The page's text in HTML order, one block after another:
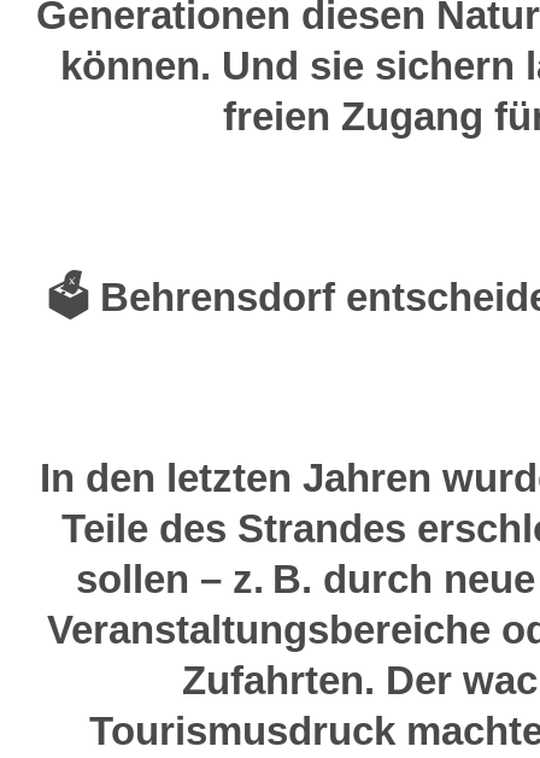
Generationen diesen
können. Und sie sichern
freien Zugang
🗳️ Behrensdorf
In den letzten Jahren
Teile des Strandes
sollen – z. B. durch
Veranstaltungsbereiche
Zufahrten. Der
Tourismusdruck